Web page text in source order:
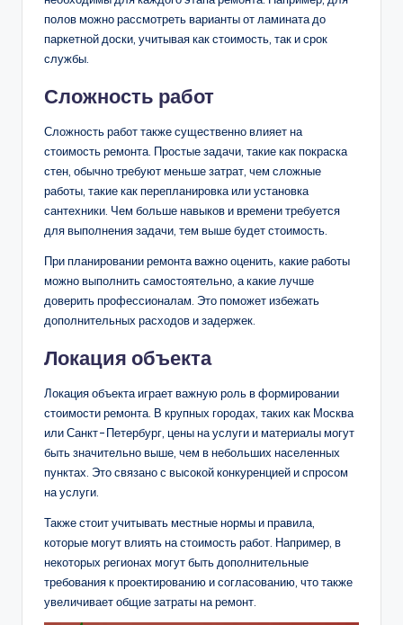
полов можно рассмотреть варианты от ламината до
паркетной доски, учитывая как стоимость, так и срок
службы.
Сложность работ
Сложность работ также существенно влияет на
стоимость ремонта. Простые задачи, такие как покраска
стен, обычно требуют меньше затрат, чем сложные
работы, такие как перепланировка или установка
сантехники. Чем больше навыков и времени требуется
для выполнения задачи, тем выше будет стоимость.
При планировании ремонта важно оценить, какие работы
можно выполнить самостоятельно, а какие лучше
доверить профессионалам. Это поможет избежать
дополнительных расходов и задержек.
Локация объекта
Локация объекта играет важную роль в формировании
стоимости ремонта. В крупных городах, таких как Москва
или Санкт-Петербург, цены на услуги и материалы могут
быть значительно выше, чем в небольших населенных
пунктах. Это связано с высокой конкуренцией и спросом
на услуги.
Также стоит учитывать местные нормы и правила,
которые могут влиять на стоимость работ. Например, в
некоторых регионах могут быть дополнительные
требования к проектированию и согласованию, что также
увеличивает общие затраты на ремонт.